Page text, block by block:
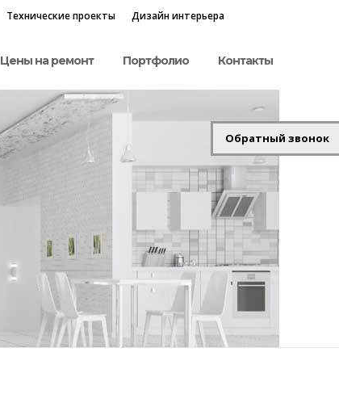
Технические проекты Дизайн интерьера
Цены на ремонт Портфолио Контакты
Обратный звонок